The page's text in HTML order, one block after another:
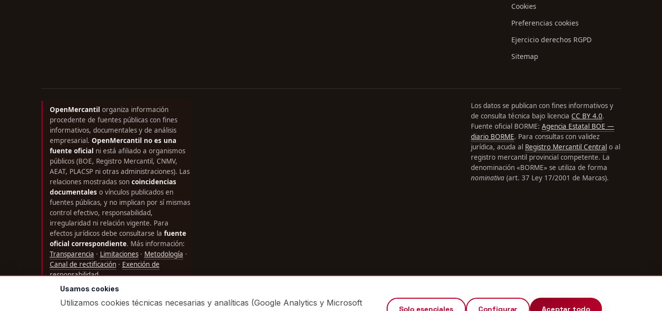
Cookies
Preferencias cookies
Ejercicio derechos RGPD
Sitemap
OpenMercantil organiza información
procedente de fuentes públicas con fines
informativos, documentales y de análisis
empresarial. OpenMercantil no es una
fuente oficial ni está afiliado a organismos
públicos (BOE, Registro Mercantil, CNMV,
AEAT, PLACSP ni otras administraciones). Las
relaciones mostradas son coincidencias
documentaleso vínculos publicados en
fuentes públicas, y no implican por sí mismas
control efectivo, responsabilidad,
irregularidad ni relación vigente. Para
efectos jurídicos debe consultarse la fuente
oficial correspondiente. Más información:
Transparencia · Limitaciones· Metodología ·
Canal de rectificación· Exención de
responsabilidad.
Los datos se publican con fines informativos y
de consulta técnica bajo licencia CC BY 4.0.
Fuente oficial BORME: Agencia Estatal BOE —
diario BORME. Para consultas con validez
jurídica, acuda al Registro Mercantil Central o al
registro mercantil provincial competente. La
denominación «BORME» se utiliza de forma
nominativa (art. 37 Ley 17/2001 de Marcas).
Usamos cookies
Utilizamos cookies técnicas necesarias y analíticas (Google Analytics y Microsoft
Solo esenciales Configurar Aceptar todo